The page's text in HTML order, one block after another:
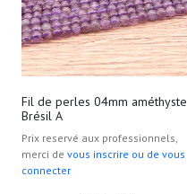
Fil de perles 04mm améthyste
Brésil A
Prix reservé aux professionnels,
merci de vous inscrire ou de vous
connecter